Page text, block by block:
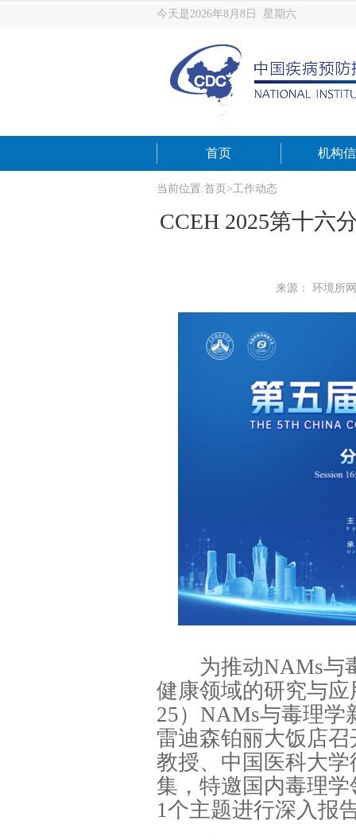
今天是2026年8月8日 星期六
首页 机构
当前位置:首页 >工作动态
CCEH 2025第十
来源： 环境所
为推动NAMs与毒
健康领域的研究与
25）NAMs与毒理学
雷迪森铂丽大饭店
教授、中国医科大
集，特邀国内毒理
1个主题进行深入报